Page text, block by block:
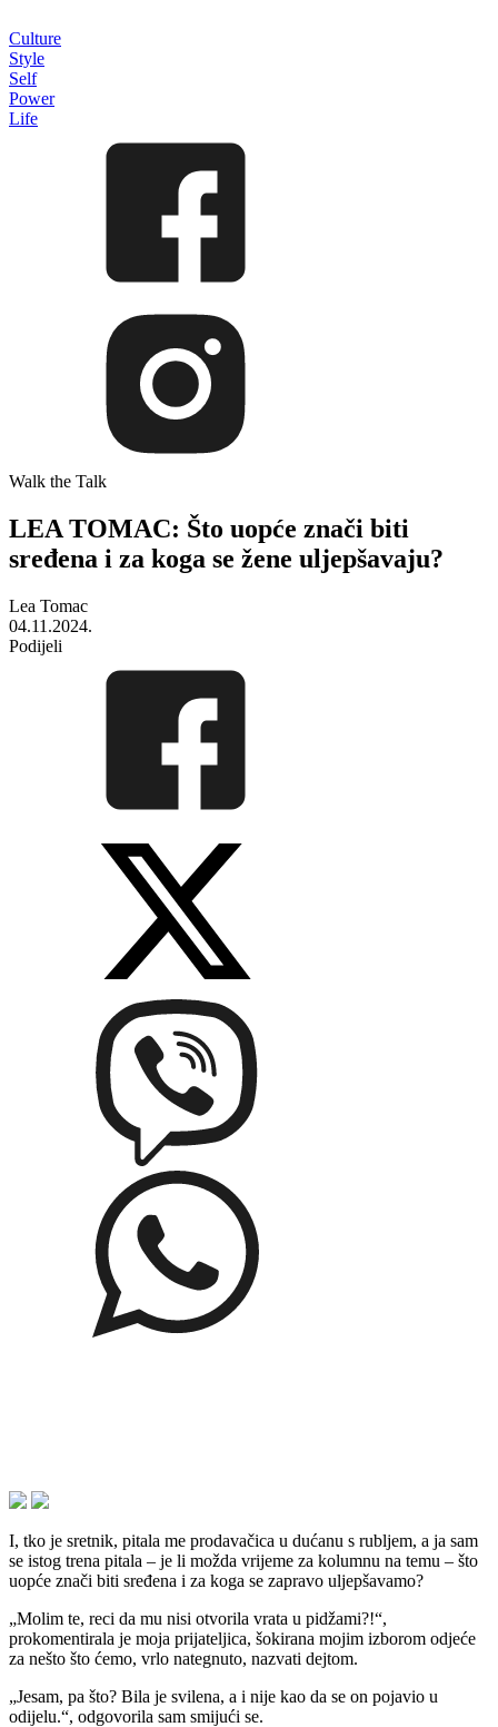
Culture
Style
Self
Power
Life
Walk the Talk
LEA TOMAC: Što uopće znači biti
sređena i za koga se žene uljepšavaju?
Lea Tomac
04.11.2024.
Podijeli
I, tko je sretnik, pitala me prodavačica u dućanu s rubljem, a ja sam
se istog trena pitala – je li možda vrijeme za kolumnu na temu – što
uopće znači biti sređena i za koga se zapravo uljepšavamo?
„Molim te, reci da mu nisi otvorila vrata u pidžami?!“,
prokomentirala je moja prijateljica, šokirana mojim izborom odjeće
za nešto što ćemo, vrlo nategnuto, nazvati dejtom.
„Jesam, pa što? Bila je svilena, a i nije kao da se on pojavio u
odijelu.“, odgovorila sam smijući se.